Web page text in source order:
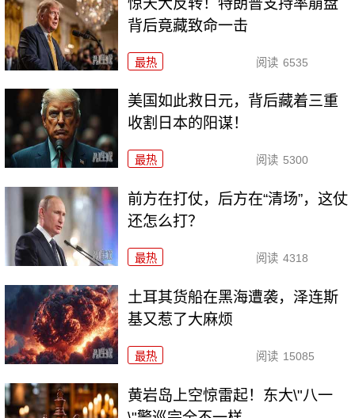
背后竟藏致命一击
最热 阅读 6535
美国如此救日元，背后藏着三重
收割日本的阳谋！
最热 阅读 5300
前方在打仗，后方在“清场”，这仗
还怎么打？
最热 阅读 4318
土耳其货船在黑海遭袭，泽连斯
基又惹了大麻烦
最热 阅读 15085
黄岩岛上空惊雷起！东大\"八一